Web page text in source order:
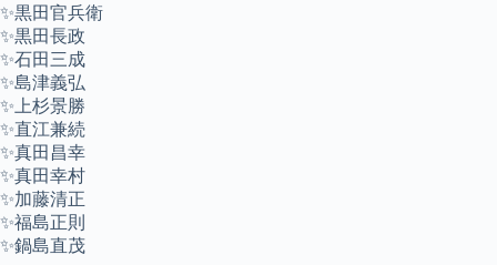
✨黒田官兵衛
✨黒田長政
✨石田三成
✨島津義弘
✨上杉景勝
✨直江兼続
✨真田昌幸
✨真田幸村
✨加藤清正
✨福島正則
✨鍋島直茂